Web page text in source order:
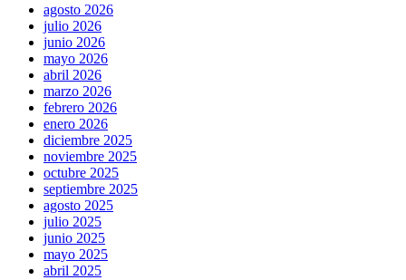
agosto 2026
julio 2026
junio 2026
mayo 2026
abril 2026
marzo 2026
febrero 2026
enero 2026
diciembre 2025
noviembre 2025
octubre 2025
septiembre 2025
agosto 2025
julio 2025
junio 2025
mayo 2025
abril 2025